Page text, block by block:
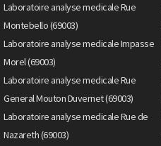
Laboratoire analyse medicale Rue
Montebello (69003)
Laboratoire analyse medicale Impasse
Morel (69003)
Laboratoire analyse medicale Rue
General Mouton Duvernet (69003)
Laboratoire analyse medicale Rue de
Nazareth (69003)